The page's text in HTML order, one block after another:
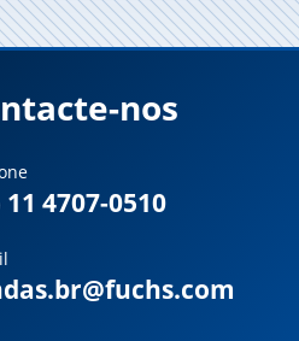
nos
11 4707-0510